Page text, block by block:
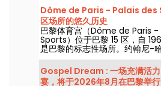
Dôme de Paris - Palais des
区场所的悠久历史
巴黎体育宫（Dôme de Paris -
Sports）位于巴黎 15 区，自
是巴黎的标志性场所。约翰尼-
Hallyday）、雷-查尔斯（Ray
乐队（The Rolling Stones）
Beatles）都曾在此举办过音乐
Gospel Dream : 一场充满活
宴，将于2026年8月在巴黎举行